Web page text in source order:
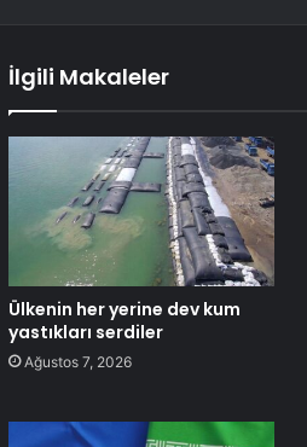
İlgili Makaleler
Ülkenin her yerine dev kum
yastıkları serdiler
Ağustos 7, 2026